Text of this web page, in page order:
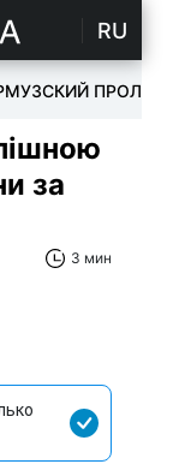
RU
ПРОЛИВ
за
3 мин